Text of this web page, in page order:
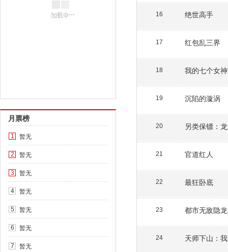
月票榜
1 暂无
2 暂无
3 暂无
4 暂无
5 暂无
6 暂无
7 暂无
16 绝世高手
17 红包乱三界
18 我的七个女
19 沉陷的漩涡
20 另类保镖：
21 官道红人
22 最狂卧底
23 都市无敌隐龙
24 天师下山：